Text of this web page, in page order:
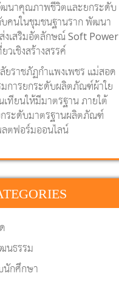
นาคุณภาพชีวิตและยกระดับ
บคนในชุมชนฐานราก พัฒนา
งเสริมอัตลักษณ์ Soft Power
วเชิงสร้างสรรค์
ยราชภัฏกำแพงเพชร แม่สอด
การยกระดับผลิตภัณฑ์ผ้าใย
เทียนให้มีมาตรฐาน ภายใต้
กระดับมาตรฐานผลิตภัณฑ์
ตฟอร์มออนไลน์
นธรรม
นักศึกษา